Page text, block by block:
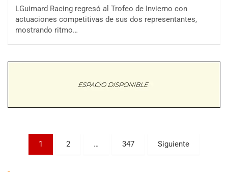
LGuimard Racing regresó al Trofeo de Invierno con
actuaciones competitivas de sus dos representantes,
mostrando ritmo…
Paginación
1 2 … 347 Siguiente
COBERTURA ESPECIAL DE E-KART.COM.AR
08/09-AGO
Parque de la Velocidad (Asfalto)
Villaguay (Entre Ríos)